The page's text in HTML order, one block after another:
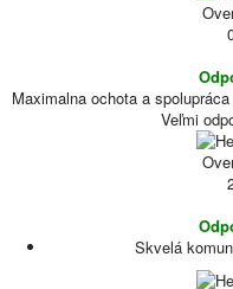
Maximalna ochota a
Veľmi
Skvelá